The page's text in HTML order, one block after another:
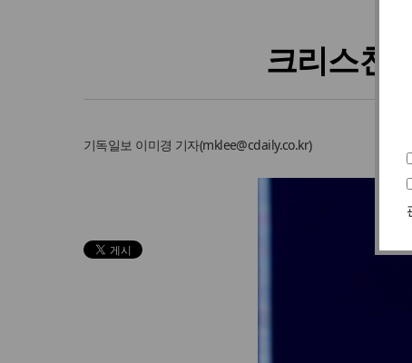
크리스천
기독일보 이미경 기자(mklee@cdaily.co.kr)